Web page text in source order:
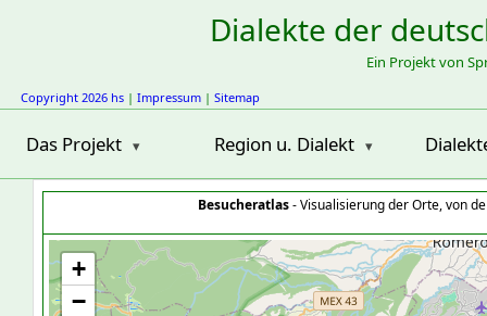
Dialekte der
Ein Projekt von
Copyright 2026 hs | Impressum | Sitemap
Das Projekt Region u. Dialekt
Besucheratlas- Visualisierung der Orte, von
+
−